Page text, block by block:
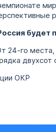
будет
го места,
ОКР